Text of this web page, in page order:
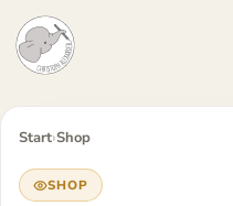
Inhalt
Start›Shop
SHOP